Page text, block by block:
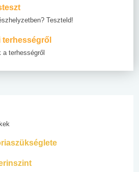
Teszteld!
terhességről
terhességről